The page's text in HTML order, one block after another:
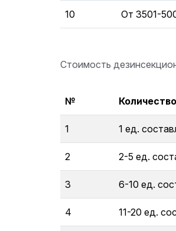
10 От 3501-
Стоимость
№ Количество
1 1 ед.
2 2-5 ед.
3 6-10 ед.
4 11-20 ед.